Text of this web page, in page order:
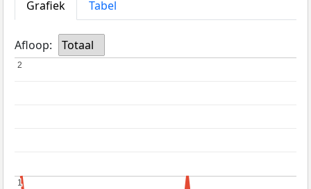
Grafiek
Tabel
Afloop: Totaal
1
1
2
2